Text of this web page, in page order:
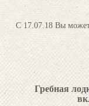
С 17.07.18 Вы
Гребная